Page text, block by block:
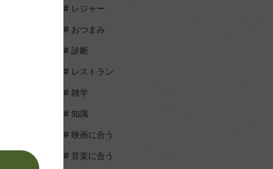
レジャー
おつまみ
診断
レストラン
雑学
知識
映画に合う
音楽に合う